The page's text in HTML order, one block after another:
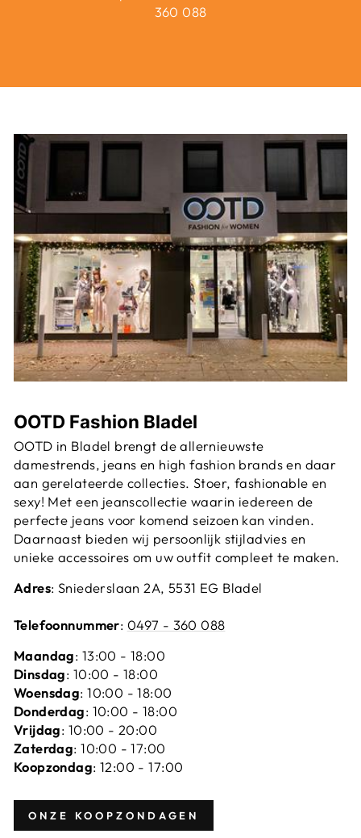
360 088
OOTD Fashion Bladel
OOTD in Bladel brengt de allernieuwste
damestrends, jeans en high fashion brands en daar
aan gerelateerde collecties. Stoer, fashionable en
sexy! Met een jeanscollectie waarin iedereen de
perfecte jeans voor komend seizoen kan vinden.
Daarnaast bieden wij persoonlijk stijladvies en
unieke accessoires om uw outfit compleet te maken.
Adres: Sniederslaan 2A, 5531 EG Bladel
Telefoonnummer: 0497 - 360 088
Maandag: 13:00 - 18:00
Dinsdag: 10:00 - 18:00
Woensdag: 10:00 - 18:00
Donderdag: 10:00 - 18:00
Vrijdag: 10:00 - 20:00
Zaterdag: 10:00 - 17:00
Koopzondag: 12:00 - 17:00
ONZE KOOPZONDAGEN